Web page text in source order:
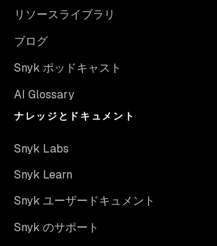
リソースライブラリ
ブログ
Snyk ポッドキャスト
AI Glossary
ナレッジとドキュメント
Snyk Labs
Snyk Learn
Snyk ユーザードキュメント
Snyk のサポート